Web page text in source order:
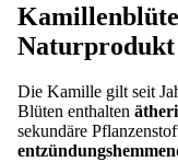
Naturprodukt
Die Kamille gilt seit
Blüten enthalten
sekundäre